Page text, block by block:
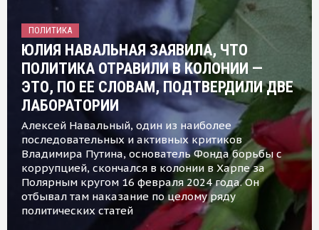
ПОЛИТИКА
ЮЛИЯ НАВАЛЬНАЯ ЗАЯВИЛА, ЧТО
ПОЛИТИКА ОТРАВИЛИ В КОЛОНИИ —
ЭТО, ПО ЕЕ СЛОВАМ, ПОДТВЕРДИЛИ ДВЕ
ЛАБОРАТОРИИ
Алексей Навальный, один из наиболее
последовательных и активных критиков
Владимира Путина, основатель Фонда борьбы с
коррупцией, скончался в колонии в Харпе за
Полярным кругом 16 февраля 2024 года. Он
отбывал там наказание по целому ряду
политических статей